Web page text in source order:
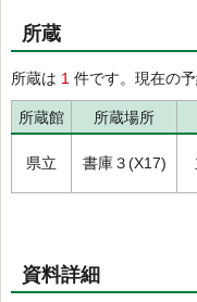
所蔵
所蔵は 1 件です。現在の
所蔵館 所蔵場所
県立 書庫３(X17)
資料詳細